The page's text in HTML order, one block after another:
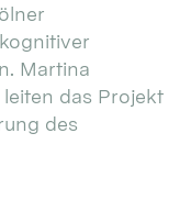
Martina
das Projekt
des